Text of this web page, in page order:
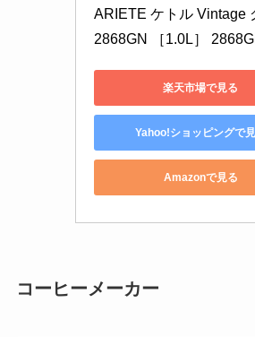
ARIETE ケトル Vintage
2868GN ［1.0L］
楽天市場で見る
Yahoo!ショッピングで
Amazonで見る
コーヒーメーカー